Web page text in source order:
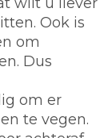
Ook is
om
Dus
om er
te vegen.